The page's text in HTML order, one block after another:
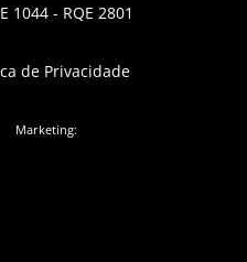
1044 - RQE 2801
de Privacidade
Marketing: